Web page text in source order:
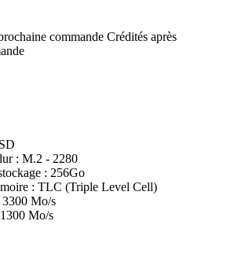
commande Crédités après
: M.2 - 2280
: 256Go
: TLC (Triple Level Cell)
3300 Mo/s
Mo/s